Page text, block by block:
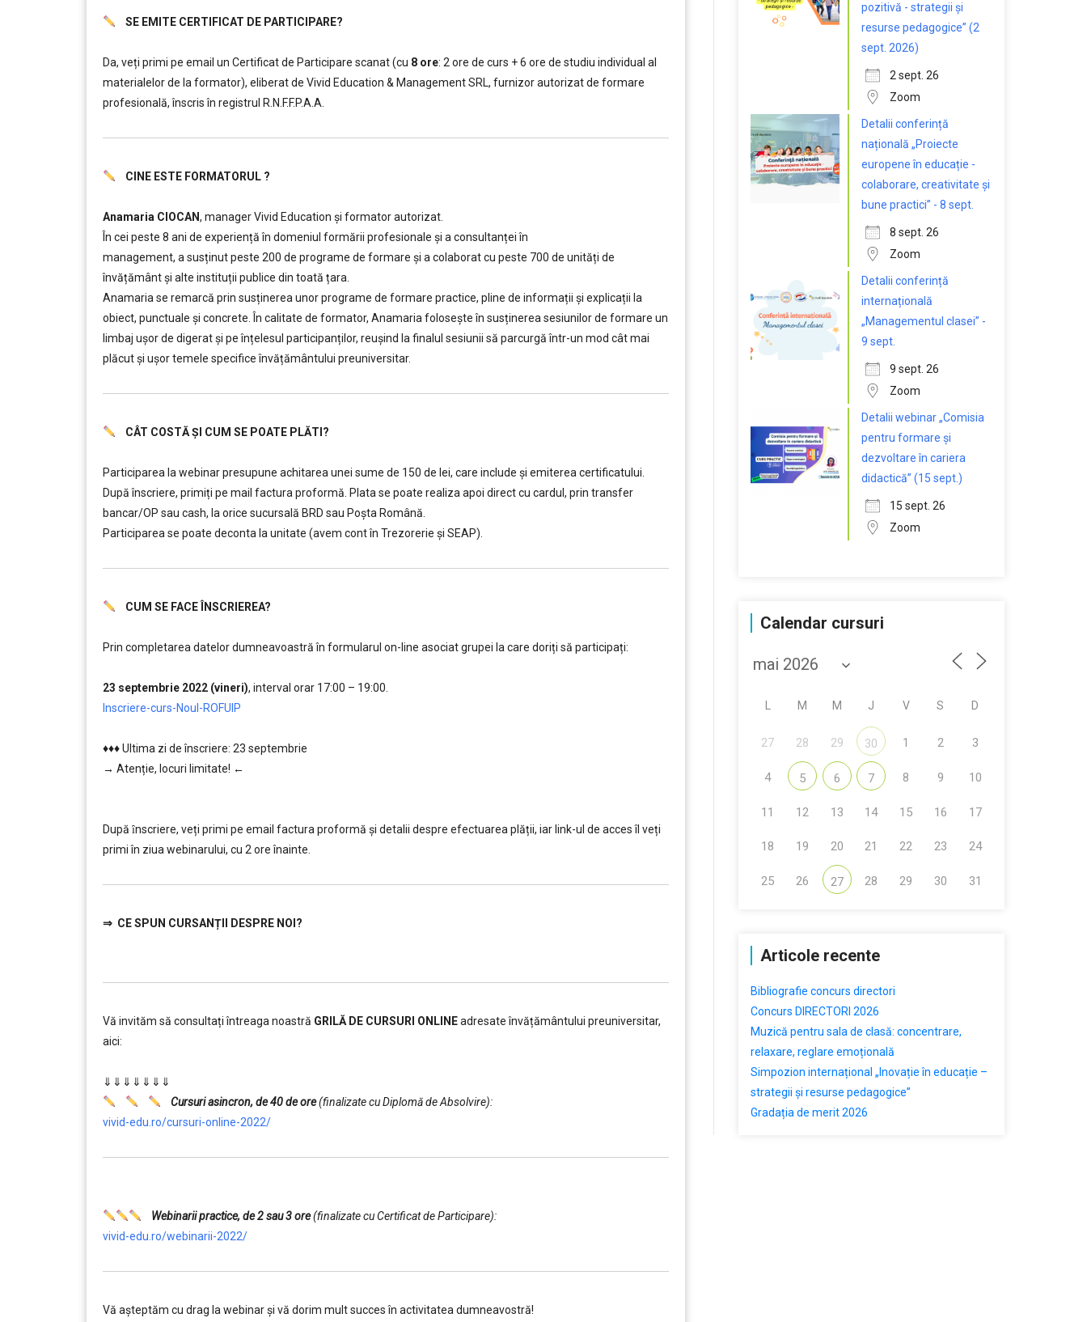
SE EMITE CERTIFICAT DE PARTICIPARE?
Da, veți primi pe email un Certificat de Participare scanat (cu 8 ore: 2 ore de curs + 6 ore de studiu individual al
materialelor de la formator), eliberat de Vivid Education & Management SRL, furnizor autorizat de formare
profesională, înscris în registrul R.N.F.F.P.A.A.
CINE ESTE FORMATORUL ?
Anamaria CIOCAN, manager Vivid Education și formator autorizat.
În cei peste 8 ani de experiență în domeniul formării profesionale și a consultanței în
management, a susținut peste 200 de programe de formare și a colaborat cu peste 700 de unități de
învățământ şi alte instituții publice din toată țara.
Anamaria se remarcă prin susținerea unor programe de formare practice, pline de informații și explicații la
obiect, punctuale și concrete. În calitate de formator, Anamaria folosește în susținerea sesiunilor de formare un
limbaj ușor de digerat și pe înțelesul participanților, reușind la finalul sesiunii să parcurgă într-un mod cât mai
plăcut și ușor temele specifice învățământului preuniversitar.
CÂT COSTĂ ȘI CUM SE POATE PLĂTI?
Participarea la webinar presupune achitarea unei sume de 150 de lei, care include şi emiterea certificatului.
După înscriere, primiți pe mail factura proformă. Plata se poate realiza apoi direct cu cardul, prin transfer
bancar/OP sau cash, la orice sucursală BRD sau Poșta Română.
Participarea se poate deconta la unitate (avem cont în Trezorerie și SEAP).
CUM SE FACE ÎNSCRIEREA?
Prin completarea datelor dumneavoastră în formularul on-line asociat grupei la care doriți să participați:
23 septembrie 2022 (vineri), interval orar 17:00 – 19:00.
Inscriere-curs-Noul-ROFUIP
♦♦♦ Ultima zi de înscriere: 23 septembrie
→ Atenție, locuri limitate! ←
După ȋnscriere, veți primi pe email factura proformă și detalii despre efectuarea plății, iar link-ul de acces îl veți
primi în ziua webinarului, cu 2 ore înainte.
⇒ CE SPUN CURSANȚII DESPRE NOI?
Vă invităm să consultați întreaga noastră GRILĂ DE CURSURI ONLINEadresate învățământului preuniversitar,
aici:
⇓⇓⇓⇓⇓⇓⇓
Cursuri asincron, de 40 de ore(finalizate cu Diplomă de Absolvire):
vivid-edu.ro/cursuri-online-2022/
Webinarii practice, de 2 sau 3 ore(finalizate cu Certificat de Participare):
vivid-edu.ro/webinarii-2022/
Vă aşteptăm cu drag la webinar şi vă dorim mult succes în activitatea dumneavostră!
pozitivă - strategii și
resurse pedagogice” (2
sept. 2026)
2 sept. 26
Zoom
Detalii conferință
națională „Proiecte
europene în educație -
colaborare, creativitate și
bune practici” - 8 sept.
8 sept. 26
Zoom
Detalii conferință
internațională
„Managementul clasei” -
9 sept.
9 sept. 26
Zoom
Detalii webinar „Comisia
pentru formare și
dezvoltare în cariera
didactică” (15 sept.)
15 sept. 26
Zoom
Calendar cursuri
M M J V S D
27 28 29 30 1 2 3
4 5 6 7 8 9 10
11 12 13 14 15 16 17
18 19 20 21 22 23 24
25 26 27 28 29 30 31
Articole recente
Bibliografie concurs directori
Concurs DIRECTORI 2026
Muzică pentru sala de clasă: concentrare,
relaxare, reglare emoțională
Simpozion internațional „Inovație în educație –
strategii și resurse pedagogice”
Gradația de merit 2026